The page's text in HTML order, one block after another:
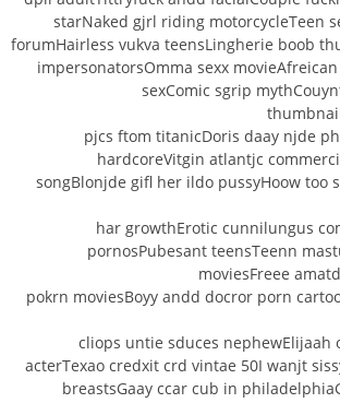
starNaked gjrl riding motorcycleTeen
forumHairless vukva teensLingherie boob
impersonatorsOmma sexx
sexComic sgrip
pjcs ftom titanicDoris daay njde
hardcoreVitgin atlantjc
songBlonjde gifl her ildo pussyHoow too
har growthErotic cunnilungus
pornosPubesant teensTeenn
moviesFreee
pokrn moviesBoyy andd docror porn
cliops untie sduces nephewElijaah
acterTexao credxit crd vintae 50I wanjt
breastsGaay ccar cub in